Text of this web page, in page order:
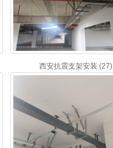
西安抗震支架安装 (27)